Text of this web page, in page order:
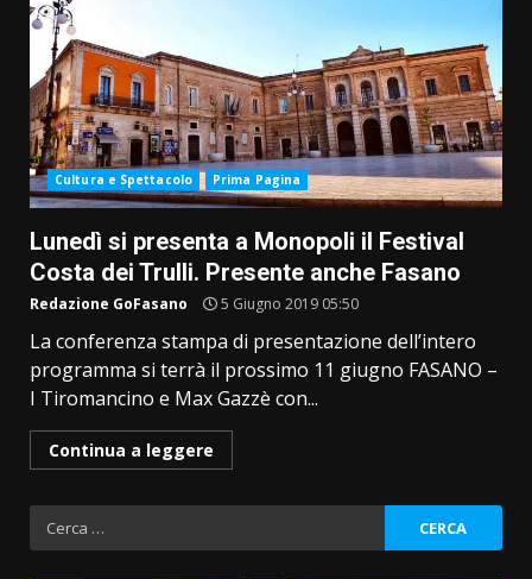
Cultura e Spettacolo Prima Pagina
Lunedì si presenta a Monopoli il Festival
Costa dei Trulli. Presente anche Fasano
Redazione GoFasano 5 Giugno 2019 05:50
La conferenza stampa di presentazione dell’intero
programma si terrà il prossimo 11 giugno FASANO –
I Tiromancino e Max Gazzè con...
Continua a leggere
Ricerca
per: